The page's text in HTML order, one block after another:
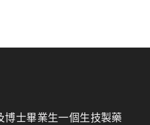
士畢業生一個生技製藥